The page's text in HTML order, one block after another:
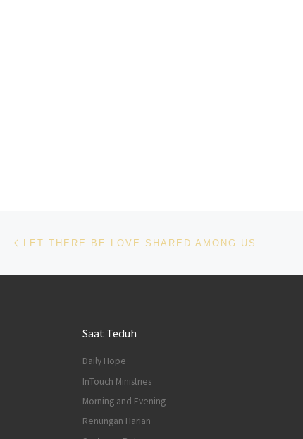
Navigasi pos
LET THERE BE LOVE SHARED AMONG US
Saat Teduh
Daily Hope
InTouch Ministries
Morning and Evening
Renungan Harian